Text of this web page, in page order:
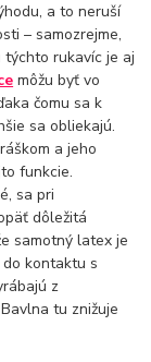
a to neruší
– samozrejme,
rukavíc je aj
môžu byť vo
čomu sa k
sa obliekajú.
a jeho
funkcie.
sa pri
dôležitá
samotný latex je
kontaktu s
z
tu znižuje